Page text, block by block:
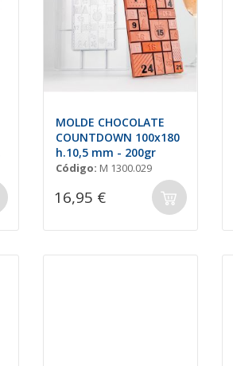
MOLDE CHOCOLATE
COUNTDOWN 100x180
h.10,5 mm - 200gr
Código: M 1300.029
16,95 €